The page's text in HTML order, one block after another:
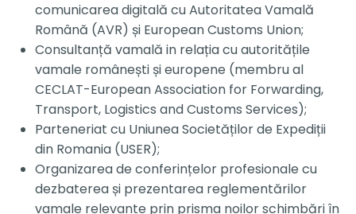
comunicarea digitală cu Autoritatea Vamală
Română (AVR) și European Customs Union;
Consultanță vamală in relația cu autoritățile
vamale românești și europene (membru al
CECLAT-European Association for Forwarding,
Transport, Logistics and Customs Services);
Parteneriat cu Uniunea Societăților de Expediții
din Romania (USER);
Organizarea de conferințelor profesionale cu
dezbaterea și prezentarea reglementărilor
vamale relevante prin prisma noilor schimbări în